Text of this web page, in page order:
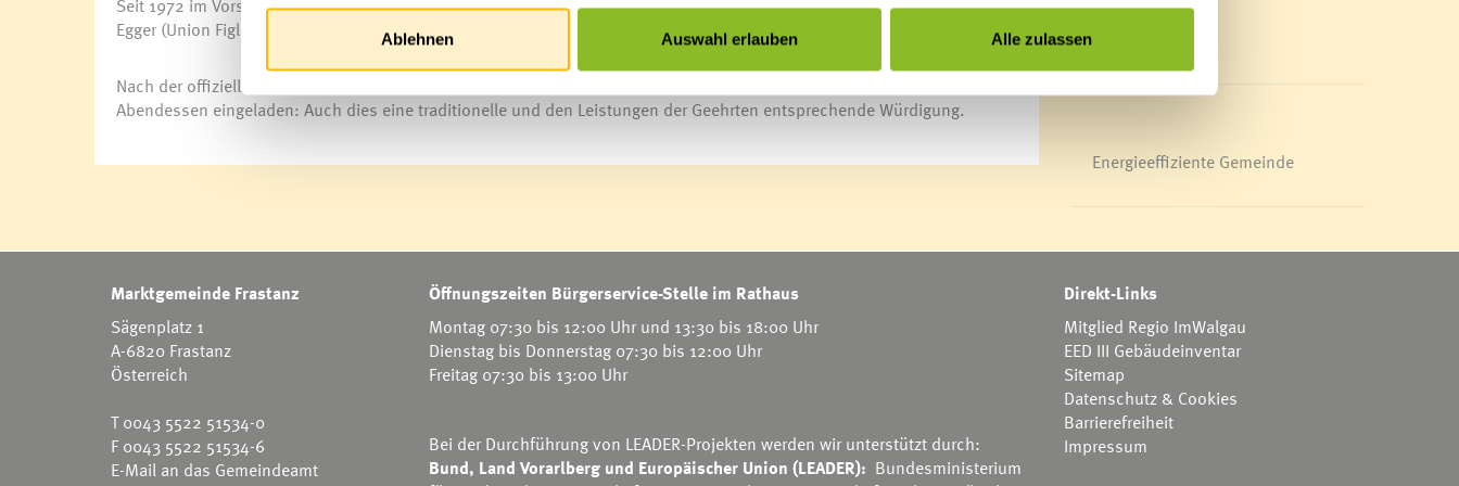
Ablehnen Auswahl erlauben Alle zulassen
Seit 1972 im Vorstand der Union Figl Fan Frastanz ist Walter „Cebi“ Gabriel. Alexander Bischof (Schachclub) und Waltraud
Egger (Union Figl Fan) sind ebenfalls jeweils bereits seit 20 Jahren als Funktionäre in ihren Vereinen engagiert.
Nach der offiziellen Ehrung waren die Sportler, Funktionäre und ihre Familienangehörigen zu einem gemeinsamen
Abendessen eingeladen: Auch dies eine traditionelle und den Leistungen der Geehrten entsprechende Würdigung.
Mediathek
Energieeffiziente Gemeinde
Marktgemeinde Frastanz
Sägenplatz 1
A-6820 Frastanz
Österreich
T0043 5522 51534-0
F 0043 5522 51534-6
E-Mail an das Gemeindeamt
Öffnungszeiten Bürgerservice-Stelle im Rathaus
Montag 07:30 bis 12:00 Uhr und 13:30 bis 18:00 Uhr
Dienstag bis Donnerstag 07:30 bis 12:00 Uhr
Freitag 07:30 bis 13:00 Uhr
Bei der Durchführung von LEADER-Projekten werden wir unterstützt durch:
Bund, Land Vorarlberg und Europäischer Union (LEADER): Bundesministerium
Direkt-Links
Mitglied Regio ImWalgau
EED III Gebäudeinventar
Sitemap
Datenschutz & Cookies
Barrierefreiheit
Impressum